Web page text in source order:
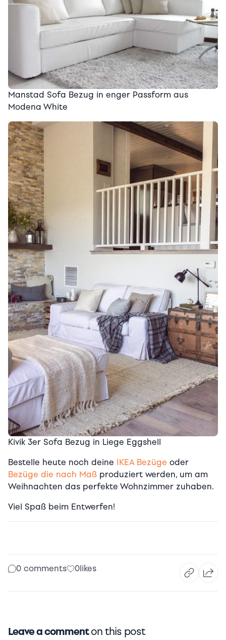
Manstad Sofa Bezug in enger Passform aus
Modena White
Kivik 3er Sofa Bezug in Liege Eggshell
Bestelle heute noch deine IKEA Bezüge oder
Bezüge die nach Maß produziert werden, um am
Weihnachten das perfekte Wohnzimmer zuhaben.
Viel Spaß beim Entwerfen!
0 comments 0 likes
Leave a commenton this post